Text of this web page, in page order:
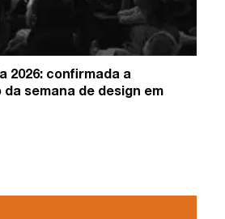
2026: confirmada a
semana de design em